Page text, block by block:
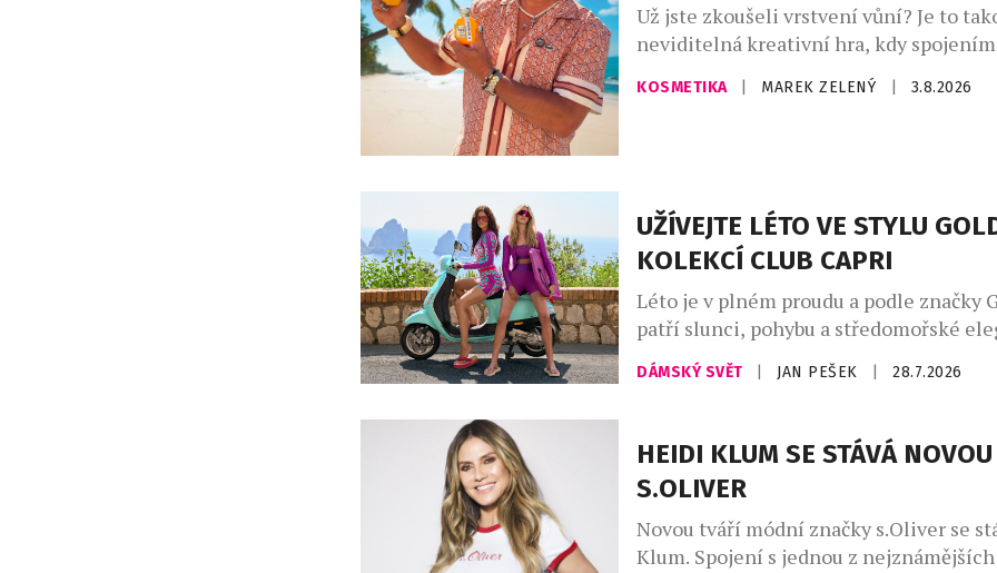
Už jste zkoušeli vrstvení vůní? Je to
neviditelná kreativní hra, kdy spojením
unikátní podpis. Ideální pro vrstvení
osobně miluji a inspiroval jsem se jím […]
KOSMETIKA MAREK ZELENÝ 3.8.2026
UŽÍVEJTE LÉTO VE STYLU
KOLEKCÍ CLUB CAPRI
Léto je v plném proudu a podle značky
patří slunci, pohybu a středomořské
Kolekce Club Capri vás přenese na
ostrov, s jeho uvolněnou atmosférou a
kolekci najdete stylové modely na
pilates, fitness, stejně jako luxusní
resortwear – […]
DÁMSKÝ SVĚT JAN PEŠEK 28.7.2026
HEIDI KLUM SE STÁVÁ NOVOU
S.OLIVER
Novou tváří módní značky s.Oliver se
Klum. Spojení s jednou z nejznámějších